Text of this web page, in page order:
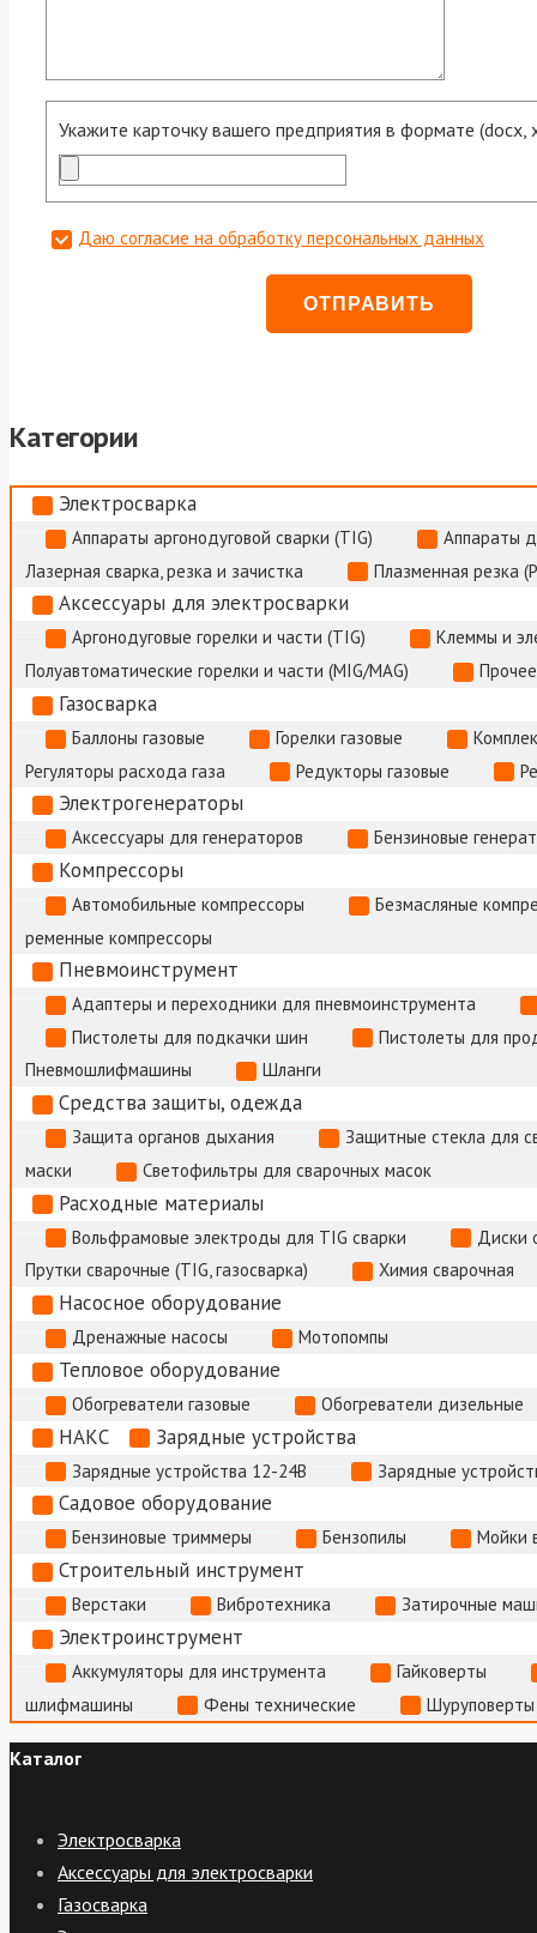
Укажите карточку вашего предприятия в формате (docx,
Даю согласие на обработку персональных данных
Категории
Электросварка
Аппараты аргонодуговой сварки (TIG)
Аппараты
Лазерная сварка, резка и зачистка
Плазменная резка
Аксессуары для электросварки
Аргонодуговые горелки и части (TIG)
Клеммы и
Полуавтоматические горелки и части (MIG/MAG)
Газосварка
Баллоны газовые Горелки газовые
Регуляторы расхода газа
Редукторы газовые
Электрогенераторы
Аксессуары для генераторов Бензиновые
Компрессоры
Автомобильные компрессоры
Безмасляные
ременные компрессоры
Пневмоинструмент
Адаптеры и переходники для пневмоинструмента
Пистолеты для подкачки шин
Пистолеты для
Пневмошлифмашины
Шланги
Средства защиты, одежда
Защита органов дыхания
Защитные стекла для
маски
Светофильтры для сварочных масок
Расходные материалы
Вольфрамовые электроды для TIG сварки
Диски
Прутки сварочные (TIG, газосварка)
Химия сварочная
Насосное оборудование
Дренажные насосы Мотопомпы
Тепловое оборудование
Обогреватели газовые Обогреватели дизельные
НАКС Зарядные устройства
Зарядные устройства 12-24В Зарядные
Садовое оборудование
Бензиновые триммеры Бензопилы Мойки
Строительный инструмент
Верстаки Вибротехника Затирочные
Электроинструмент
Аккумуляторы для инструмента
Гайковерты
шлифмашины
Фены технические
Каталог
Электросварка
Аксессуары для электросварки
Газосварка